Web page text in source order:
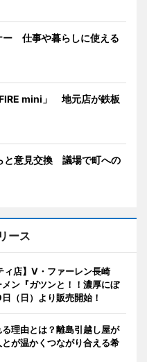
ー 仕事や暮らしに使える
mini」 地元店が鉄板
と意見交換 議場で町への
ース
ィ店】V・ファーレン長崎
ン『ガツンと！！濃厚にぼ
（日）より販売開始！
理由とは？離島引越し屋が
が温かくつながり合える希